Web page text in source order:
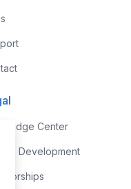
Center
Development